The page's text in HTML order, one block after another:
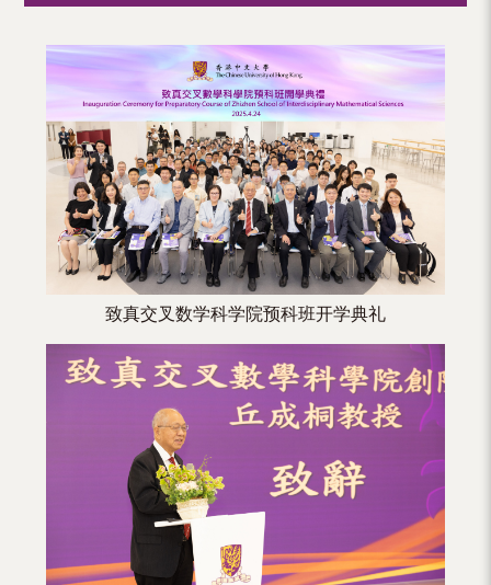
（内
区）
致真交叉数学科学院预科班开学典礼